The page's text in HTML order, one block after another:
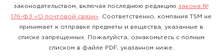
законодательством, включая последнюю редакцию закона №
176-ФЗ «О почтовой связи» . Соответственно, компания TSM не
принимает к отправке предметы и вещества, указанные в
списке запрещенных. Пожалуйста, ознакомьтесь с полным
списком в файле PDF, указанном ниже.